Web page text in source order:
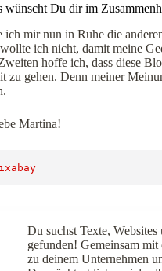
wünscht Du dir im
ich mir nun in Ruhe die
ich nicht, damit meine
hoffe ich, dass diese
zu gehen. Denn meiner
Martina!
Du suchst Texte,
gefunden! Gemeinsam
zu deinem Unternehmen